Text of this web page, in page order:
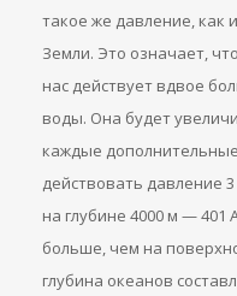
такое же давление, как
Земли. Это означает,
нас действует вдвое
воды. Она будет
каждые
действовать давление
на глубине 4000 м — 401
больше, чем на
глубина океанов